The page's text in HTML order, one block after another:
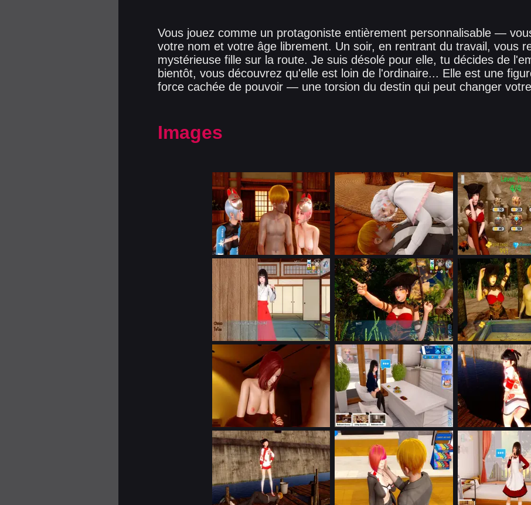
Vous jouez comme un protagoniste entièrement personnalisable —
votre nom et votre âge librement. Un soir, en rentrant du travail, vous
mystérieuse fille sur la route. Je suis désolé pour elle, tu décides de
bientôt, vous découvrez qu'elle est loin de l'ordinaire... Elle est une
force cachée de pouvoir — une torsion du destin qui peut changer
Images